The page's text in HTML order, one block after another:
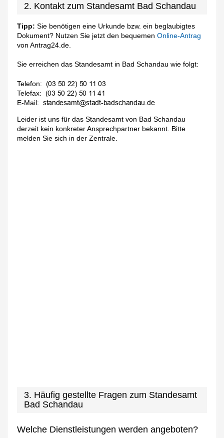
2. Kontakt zum Standesamt Bad Schandau
Tipp: Sie benötigen eine Urkunde bzw. ein beglaubigtes
Dokument? Nutzen Sie jetzt den bequemenOnline-Antrag
von Antrag24.de.
Sie erreichen das Standesamt in Bad Schandau wie folgt:
Telefon:
Telefax:
E-Mail:
Leider ist uns für das Standesamt von Bad Schandau
derzeit kein konkreter Ansprechpartner bekannt. Bitte
melden Sie sich in der Zentrale.
3. Häufig gestellte Fragen zum Standesamt
Bad Schandau
Welche Dienstleistungen werden angeboten?